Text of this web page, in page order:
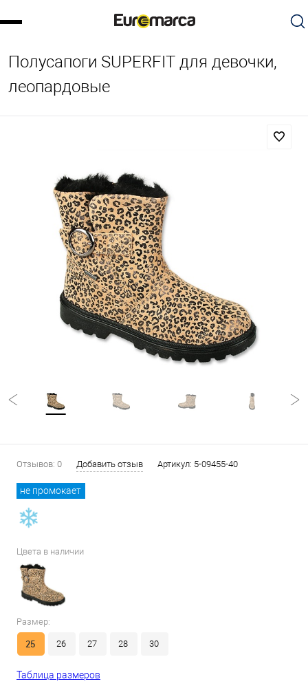
Полусапоги SUPERFIT для девочки,
леопардовые
Отзывов: 0 Добавить отзыв Артикул: 5-09455-40
не промокает
Цвета в наличии
Размер:
25 26 27 28 30
Таблица размеров